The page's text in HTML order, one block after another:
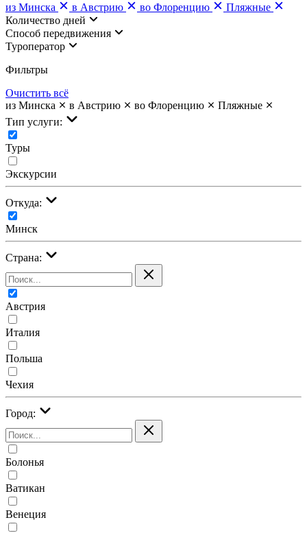
из Минска
в Австрию во Флоренцию
Пляжные
Количество дней
Cпособ передвижения
Туроператор
Фильтры
Очистить всё
из Минска
в Австрию во Флоренцию
Пляжные
Тип услуги:
Туры
Экскурсии
Откуда:
Минск
Страна:
Австрия
Италия
Польша
Чехия
Город:
Болонья
Ватикан
Венеция